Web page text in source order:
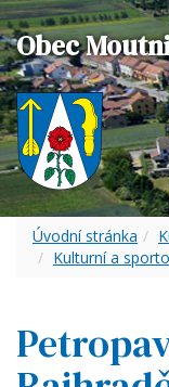
Obec
Úvodní stránka
Kulturní a